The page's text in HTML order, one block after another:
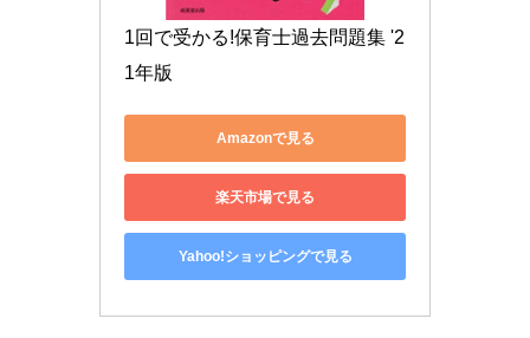
1回で受かる!保育士過去問題集 '2
1年版
Amazonで見る
楽天市場で見る
Yahoo!ショッピングで見る